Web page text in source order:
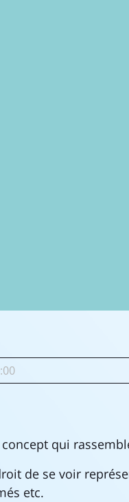
qui
de se voir
etc.